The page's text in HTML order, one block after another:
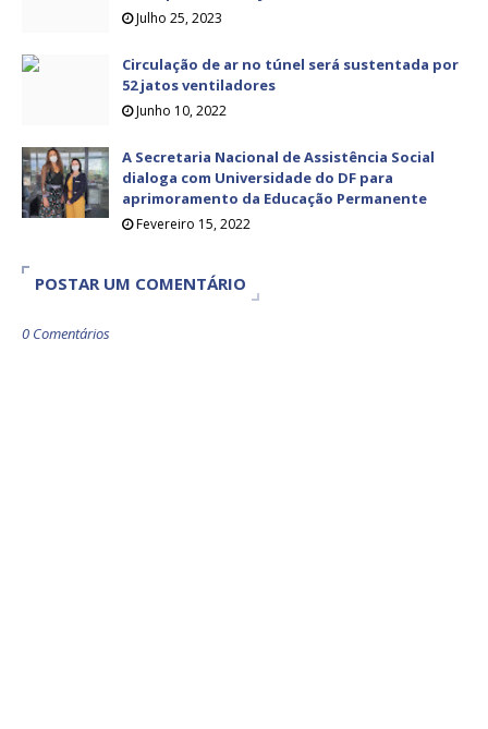
Julho 25, 2023
Circulação de ar no túnel será sustentada por
52 jatos ventiladores
Junho 10, 2022
A Secretaria Nacional de Assistência Social
dialoga com Universidade do DF para
aprimoramento da Educação Permanente
Fevereiro 15, 2022
POSTAR UM COMENTÁRIO
0 Comentários